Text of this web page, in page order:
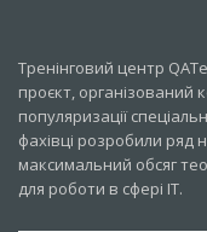
Тренінговий центр
проєкт, організований
популяризації
фахівці розробили
максимальний обсяг
для роботи в сфері IT.